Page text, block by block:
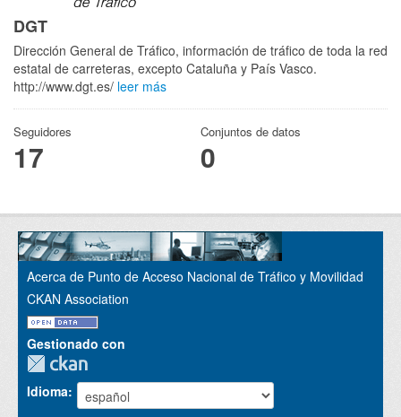
DGT
Dirección General de Tráfico, información de tráfico de toda la red
estatal de carreteras, excepto Cataluña y País Vasco.
http://www.dgt.es/ leer más
Seguidores
17
Conjuntos de datos
0
Acerca de Punto de Acceso Nacional de Tráfico y Movilidad
CKAN Association
Gestionado con
Idioma